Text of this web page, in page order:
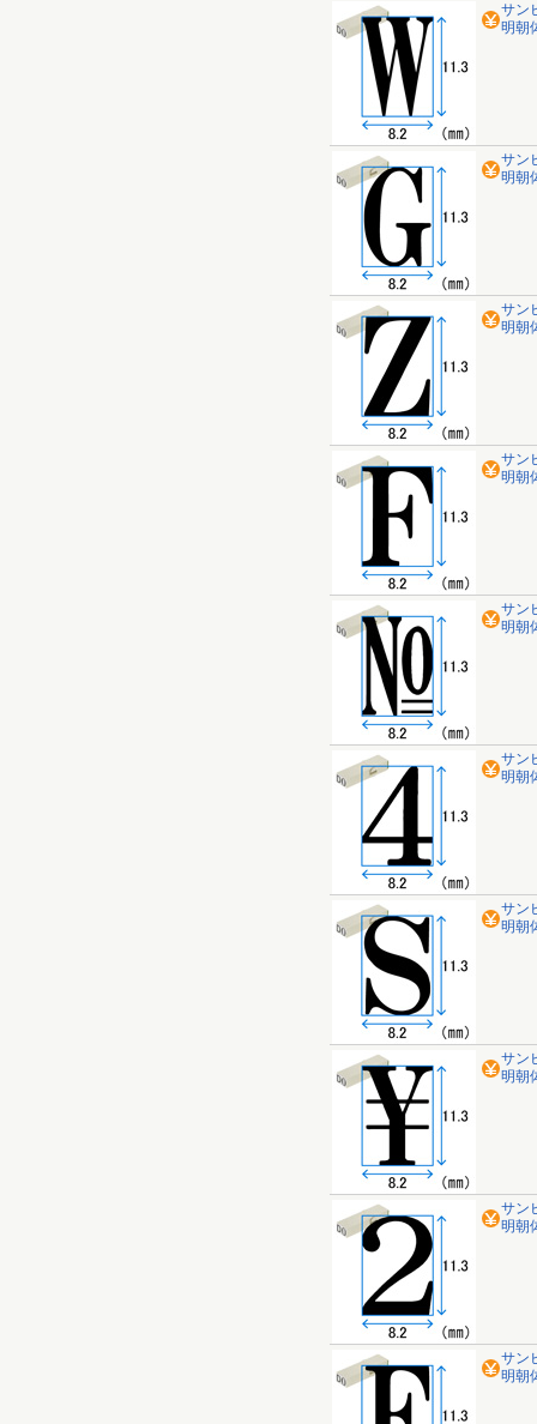
サン
明朝
サン
明朝
サン
明朝
サン
明朝
サン
明朝
サン
明朝
サン
明朝
サン
明朝
サン
明朝
サン
明朝